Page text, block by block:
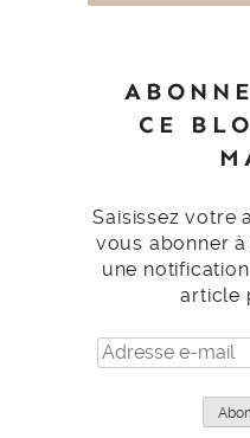
CE
Saisissez votre
vous abonner
une
article
Adresse
e-